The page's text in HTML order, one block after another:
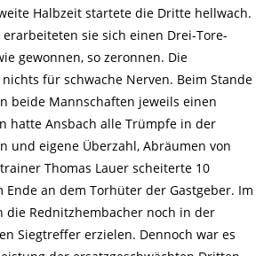
Halbzeit startete die Dritte hellwach.
sie sich einen Drei-Tore-
gewonnen, so zeronnen. Die
für schwache Nerven. Beim Stande
beide Mannschaften jeweils einen
hatte Ansbach alle Trümpfe in der
und eigene Überzahl, Abräumen von
Thomas Lauer scheiterte 10
Ende an dem Torhüter der Gastgeber. Im
die Rednitzhembacher noch in der
Siegtreffer erzielen. Dennoch war es